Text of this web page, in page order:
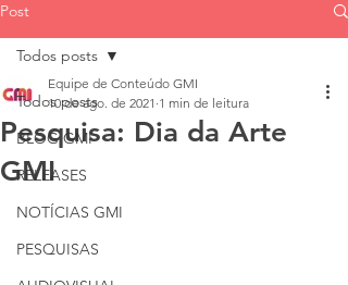
Post
Todos posts
BLOG GMI
RELEASES
NOTÍCIAS GMI
PESQUISAS
Todos posts
Pesquisa: Dia da Arte
GMI
Equipe de Conteúdo GMI
10 de ago. de 2021 1 min de leitura